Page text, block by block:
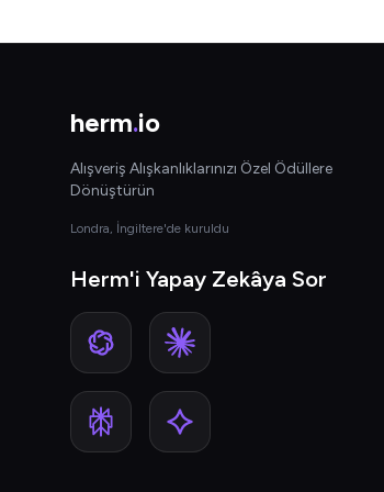
herm.io
Alışveriş Alışkanlıklarınızı Özel Ödüllere
Dönüştürün
Londra, İngiltere'de kuruldu
Herm'i Yapay Zekâya Sor